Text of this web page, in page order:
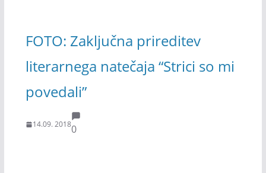
FOTO: Zaključna prireditev
literarnega natečaja “Strici so mi
povedali”
14.09. 20180